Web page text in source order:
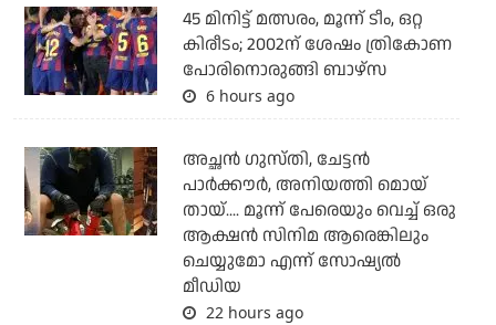
45 മിനിട്ട് മത്സരം, മൂന്ന് ടീം, ഒറ്റ
കിരീടം; 2002ന് ശേഷം ത്രികോണ
പോരിനൊരുങ്ങി ബാഴ്‌സ
6 hours ago
അച്ഛന്‍ ഗുസ്തി, ചേട്ടന്‍
പാര്‍ക്കൗര്‍, അനിയത്തി മൊയ്
തായ്.... മൂന്ന് പേരെയും വെച്ച് ഒരു
ആക്ഷന്‍ സിനിമ ആരെങ്കിലും
ചെയ്യുമോ എന്ന് സോഷ്യല്‍
മീഡിയ
22 hours ago